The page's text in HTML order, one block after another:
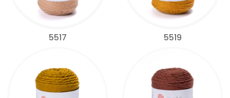
5517 5519